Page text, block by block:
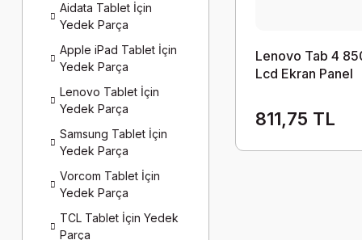
Aidata Tablet İçin
Yedek Parça
Apple iPad Tablet İçin
Yedek Parça
Lenovo Tablet İçin
Yedek Parça
Samsung Tablet İçin
Yedek Parça
Vorcom Tablet İçin
Yedek Parça
TCL Tablet İçin Yedek
Parça
Lenovo Tab 4
Lcd Ekran Panel
Beyaz
811,75 TL